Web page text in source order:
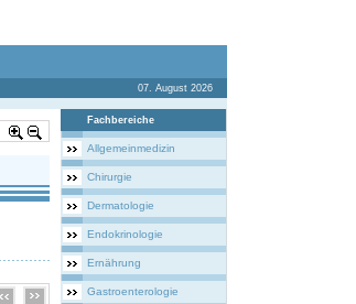
07. August 2026
Fachbereiche
Allgemeinmedizin
Chirurgie
Dermatologie
Endokrinologie
Ernährung
Gastroenterologie